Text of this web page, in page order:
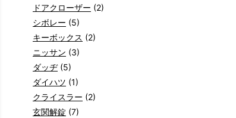
ドアクローザー (2)
シボレー (5)
キーボックス (2)
ニッサン (3)
ダッヂ(5)
ダイハツ (1)
クライスラー (2)
玄関解錠 (7)